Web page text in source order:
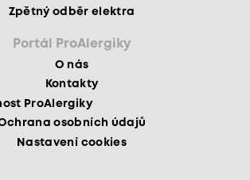
Zpětný odběr elektra
Portál ProAlergiky
O nás
Kontakty
ProAlergiky
osobních údajů
Nastavení cookies